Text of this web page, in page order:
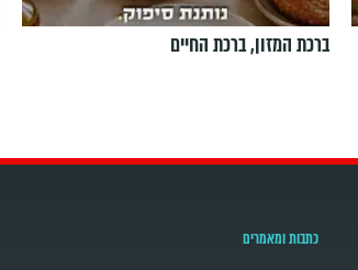
ברכת המזון, ברכת החיים
כתבות ומאמרים